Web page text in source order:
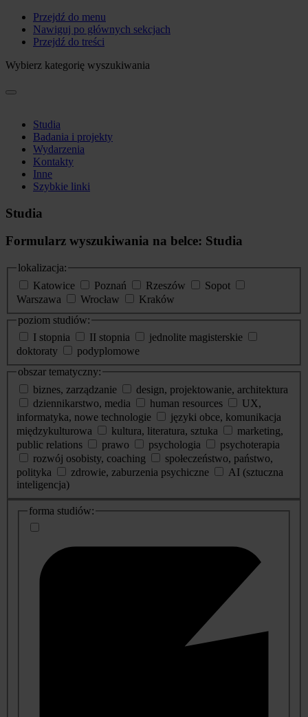
Przejdź do menu
Nawiguj po głównych sekcjach
Przejdź do treści
Wybierz kategorię wyszukiwania
Studia
Badania i projekty
Wydarzenia
Kontakty
Inne
Szybkie linki
Studia
Formularz wyszukiwania na belce: Studia
lokalizacja:
Katowice
Poznań Rzeszów
Sopot
Warszawa
Wrocław
Kraków
poziom studiów:
I stopnia
II stopnia
jednolite magisterskie
doktoraty
podyplomowe
obszar tematyczny:
biznes, zarządzanie
design, projektowanie, architektura
dziennikarstwo, media
human resources
UX,
informatyka, nowe technologie
języki obce, komunikacja
międzykulturowa
kultura, literatura, sztuka
marketing,
public relations
prawo psychologia
psychoterapia
rozwój osobisty, coaching
społeczeństwo, państwo,
polityka
zdrowie, zaburzenia psychiczne
AI (sztuczna
inteligencja)
dodatkowe
informacje
forma studiów: